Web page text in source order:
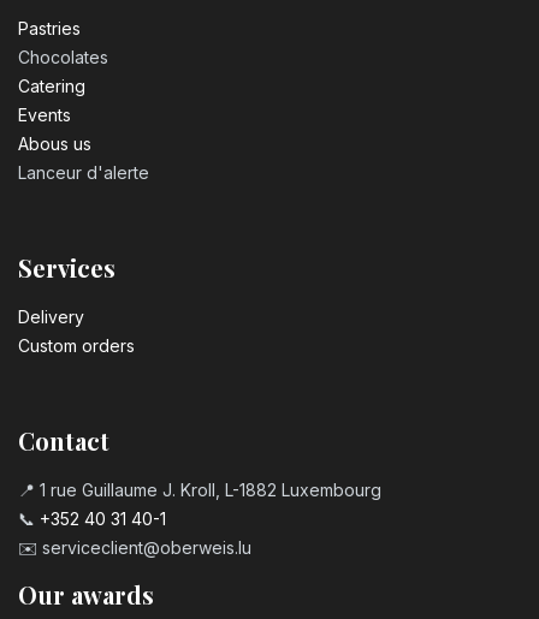
Pastrie​s
Chocolates
Catering
Events
Abous us
Lanceur d'alerte
Services
Delivery
Custom orders
Contact
📍 1 rue Guillaume J. Kroll, L-1882 Luxembourg
📞 +352 40 31 40-1
✉️ serviceclient@oberweis.lu
Our awards